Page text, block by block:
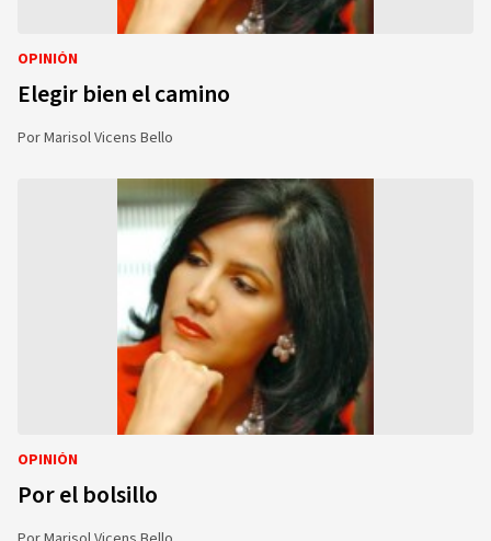
OPINIÓN
Elegir bien el camino
PorMarisol Vicens Bello
OPINIÓN
Por el bolsillo